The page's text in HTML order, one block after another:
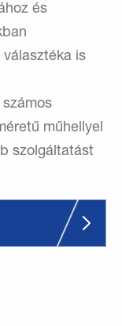
és
is
műhellyel
szolgáltatást